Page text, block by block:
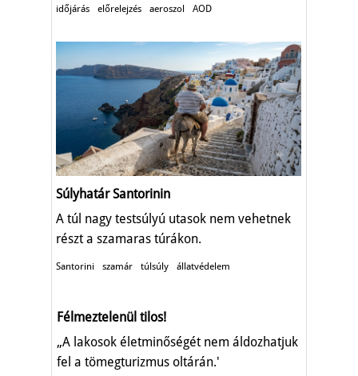
időjárás előrelejzés aeroszol AOD
Súlyhatár Santorinin
A túl nagy testsúlyú utasok nem vehetnek
részt a szamaras túrákon.
Santorini szamár túlsúly állatvédelem
Félmeztelenül tilos!
„A lakosok életminőségét nem áldozhatjuk
fel a tömegturizmus oltárán.'